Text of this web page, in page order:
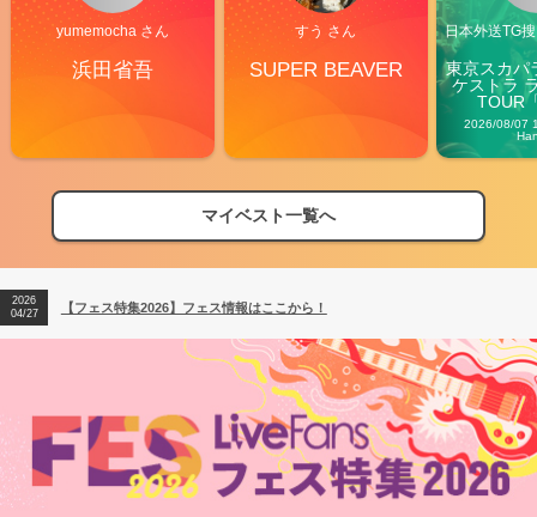
yumemocha さん
浜田省吾
すう さん
SUPER BEAVER
日本外送TG
東京スカパ
ケストラ
TOUR
2026/08/07
マイベスト一覧へ
【フェス特集2026】フェス情報はここから！
【ライブ動員ランキング】2026年上半期編発表！
2026
04/27
【フェス特集2026】フェス情報はここから！
2026
【ライブ動員ランキング】2026年上半期編発表！